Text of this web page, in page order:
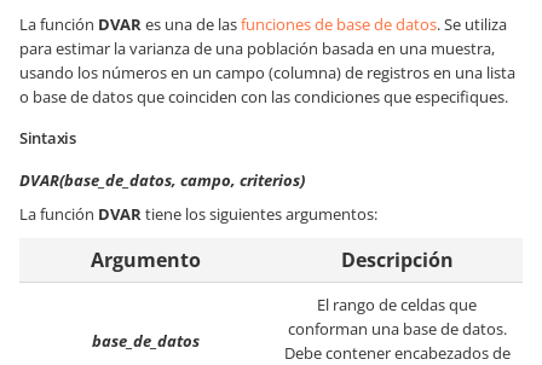
La función DVARes una de lasfunciones de base de datos. Se utiliza
para estimar la varianza de una población basada en una muestra,
usando los números en un campo (columna) de registros en una lista
o base de datos que coinciden con las condiciones que especifiques.
Sintaxis
DVAR(base_de_datos, campo, criterios)
La función DVARtiene los siguientes argumentos:
Argumento Descripción
base_de_datos
El rango de celdas que
conforman una base de datos.
Debe contener encabezados de